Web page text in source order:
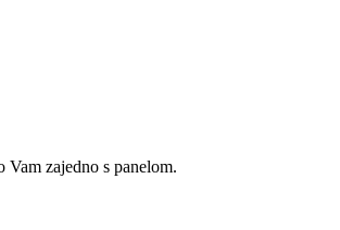
zajedno s panelom.